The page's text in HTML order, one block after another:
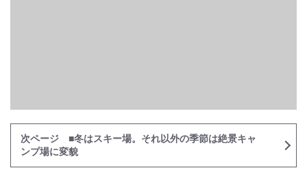
次ページ ■冬はスキー場。それ以外の季節は絶景キャ
ンプ場に変貌